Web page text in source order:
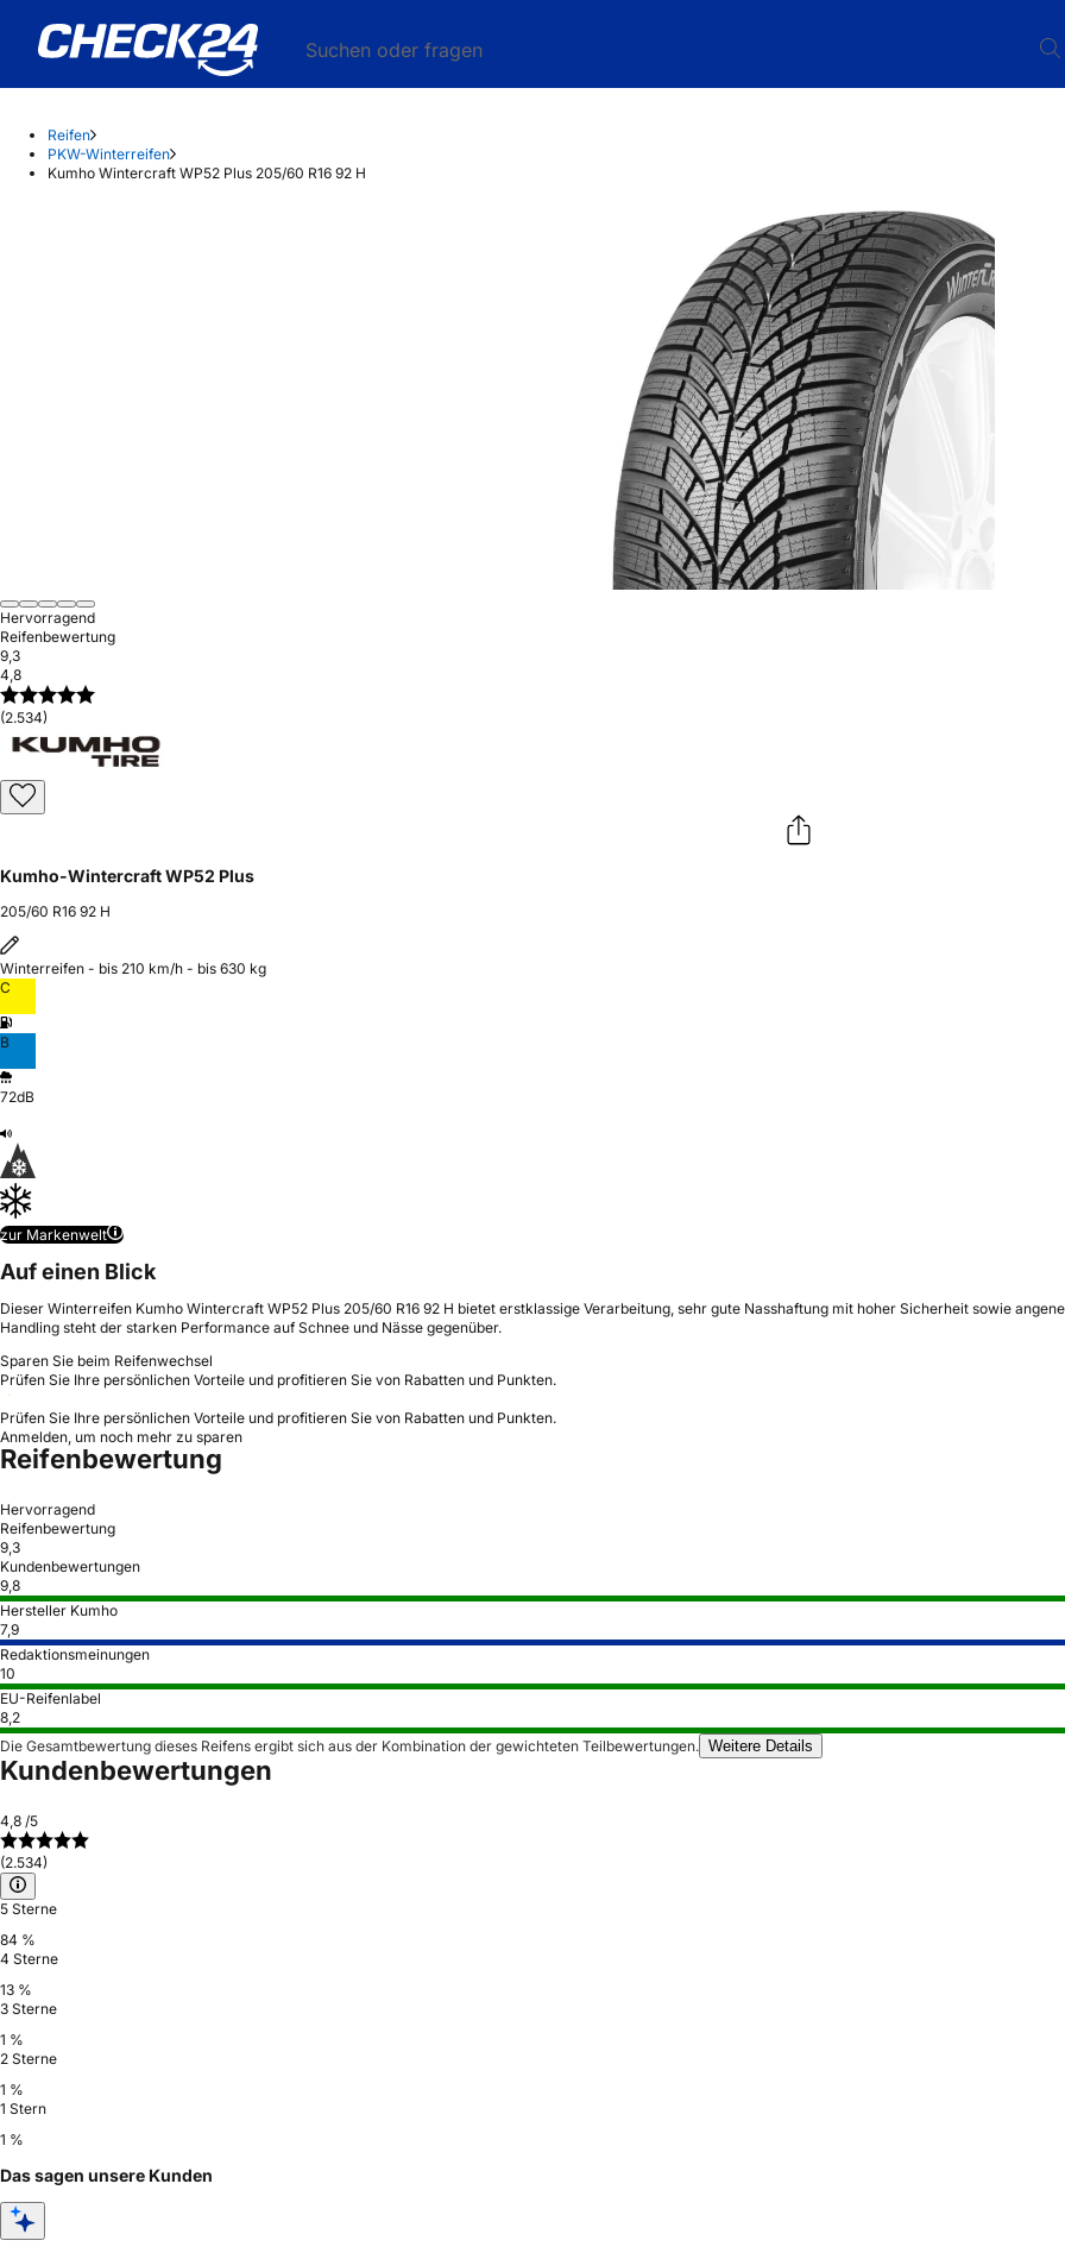
Suchen oder fragen
Reifen
PKW-Winterreifen
Kumho Wintercraft WP52 Plus 205/60 R16 92 H
Hervorragend
Reifenbewertung
9,3
4,8
(2.534)
Kumho-Wintercraft WP52 Plus
205/60 R16 92 H
Winterreifen - bis 210 km/h - bis 630 kg
C
B
72dB
zur Markenwelt
Auf einen Blick
Dieser Winterreifen Kumho Wintercraft WP52 Plus 205/60 R16 92 H bietet erstklassige Verarbeitung, sehr gute Nasshaftung mit hoher Sicherheit sowie
Handling steht der starken Performance auf Schnee und Nässe gegenüber.
Sparen Sie beim Reifenwechsel
Prüfen Sie Ihre persönlichen Vorteile und profitieren Sie von Rabatten und Punkten.
Prüfen Sie Ihre persönlichen Vorteile und profitieren Sie von Rabatten und Punkten.
Anmelden, um noch mehr zu sparen
Reifenbewertung
Hervorragend
Reifenbewertung
9,3
Kundenbewertungen
9,8
Hersteller Kumho
7,9
Redaktionsmeinungen
10
EU-Reifenlabel
8,2
Die Gesamtbewertung dieses Reifens ergibt sich aus der Kombination der gewichteten Teilbewertungen. Weitere Details
Kundenbewertungen
4,8 /5
(2.534)
5 Sterne
84 %
4 Sterne
13 %
3 Sterne
1 %
2 Sterne
1 %
1 Stern
1 %
Das sagen unsere Kunden